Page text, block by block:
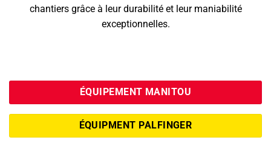
chantiers grâce à leur durabilité et leur maniabilité
exceptionnelles.
ÉQUIPEMENT MANITOU
ÉQUIPMENT PALFINGER